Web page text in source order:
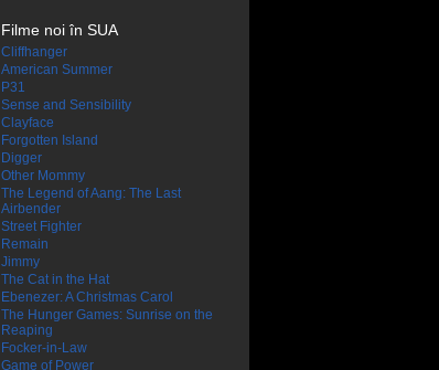
Filme noi în SUA
Cliffhanger
American Summer
P31
Sense and Sensibility
Clayface
Forgotten Island
Digger
Other Mommy
The Legend of Aang: The Last
Airbender
Street Fighter
Remain
Jimmy
The Cat in the Hat
Ebenezer: A Christmas Carol
The Hunger Games: Sunrise on the
Reaping
Focker-in-Law
Game of Power